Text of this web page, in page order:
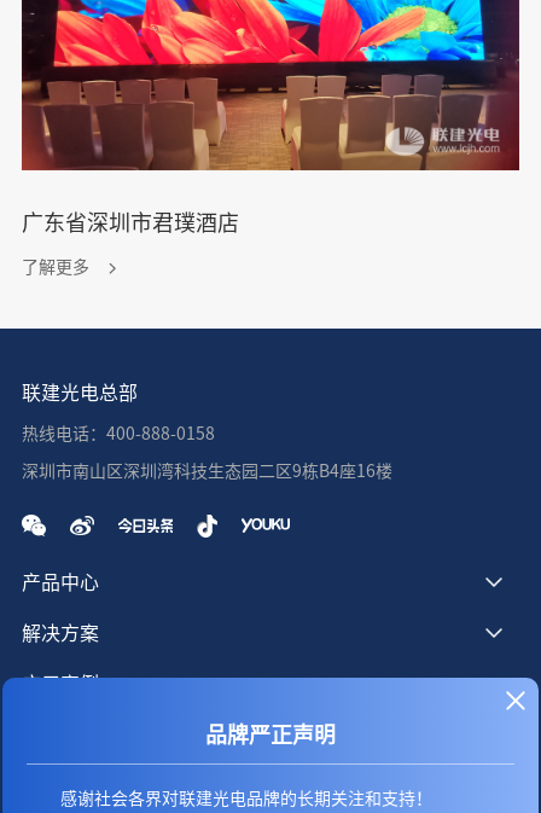
广东省深圳市君璞酒店
了解更多
联建光电总部
热线电话：400-888-0158
深圳市南山区深圳湾科技生态园二区9栋B4座16楼
产品中心
解决方案
应用案例
品牌严正声明
感谢社会各界对联建光电品牌的长期关注和支持！